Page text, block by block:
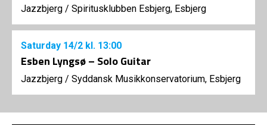
Jazzbjerg / Spiritusklubben Esbjerg, Esbjerg
Saturday 14/2 kl. 13:00
Esben Lyngsø – Solo Guitar
Jazzbjerg / Syddansk Musikkonservatorium, Esbjerg